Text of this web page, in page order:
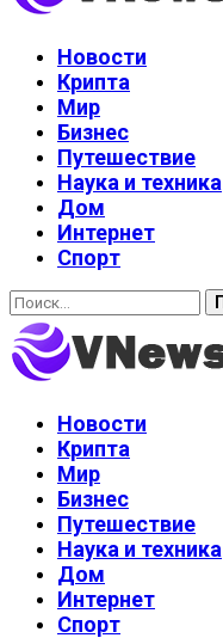
Новости
Крипта
Мир
Бизнес
Путешествие
Наука и техника
Дом
Интернет
Спорт
Найти:
Новости
Крипта
Мир
Бизнес
Путешествие
Наука и техника
Дом
Интернет
Спорт